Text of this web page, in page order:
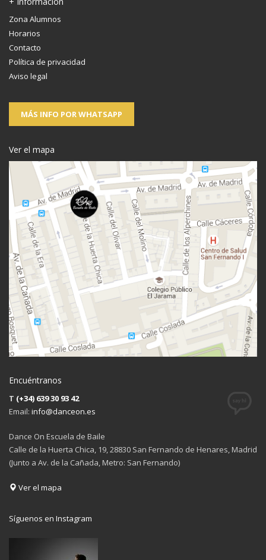
Zona Alumnos
Horarios
Contacto
Política de privacidad
Aviso legal
MÁS INFO POR WHATSAPP
Ver el mapa
Encuéntranos
T (+34) 639 30 93 42
Email: info@danceon.es
Dance On Escuela de Baile
Calle de la Huerta Chica, 19, 28830 San Fernando de Henares, Madrid
(Junto a Av. de la Cañada, Metro: San Fernando)
Ver el mapa
Síguenos en Instagram